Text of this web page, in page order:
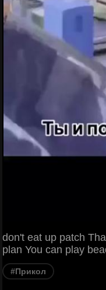
don't eat up patch
plan You can play
#Прикол